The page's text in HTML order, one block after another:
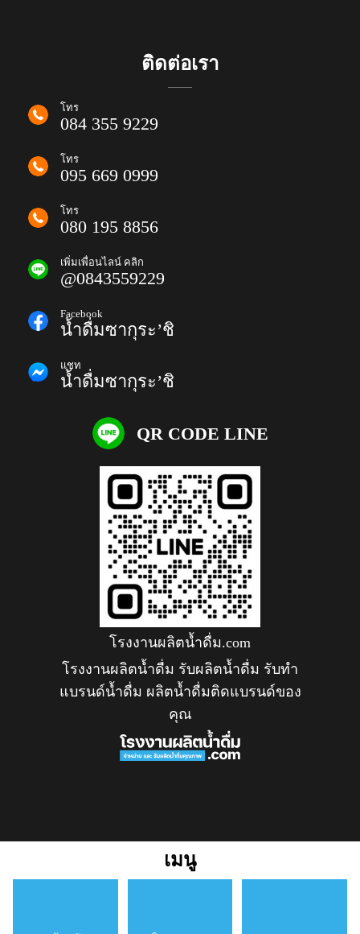
ติดต่อเรา
โทร
084 355 9229
โทร
095 669 0999
โทร
080 195 8856
เพิ่มเพื่อนไลน์ คลิก
@0843559229
Facebook
น้ำดื่มซากุระ’ชิ
แชท
น้ำดื่มซากุระ’ชิ
QR CODE LINE
โรงงานผลิตน้ำดื่ม.com
โรงงานผลิตน้ำดื่ม รับผลิตน้ำดื่ม รับทำ
แบรนด์น้ำดื่ม ผลิตน้ำดื่มติดแบรนด์ของ
คุณ
เมนู